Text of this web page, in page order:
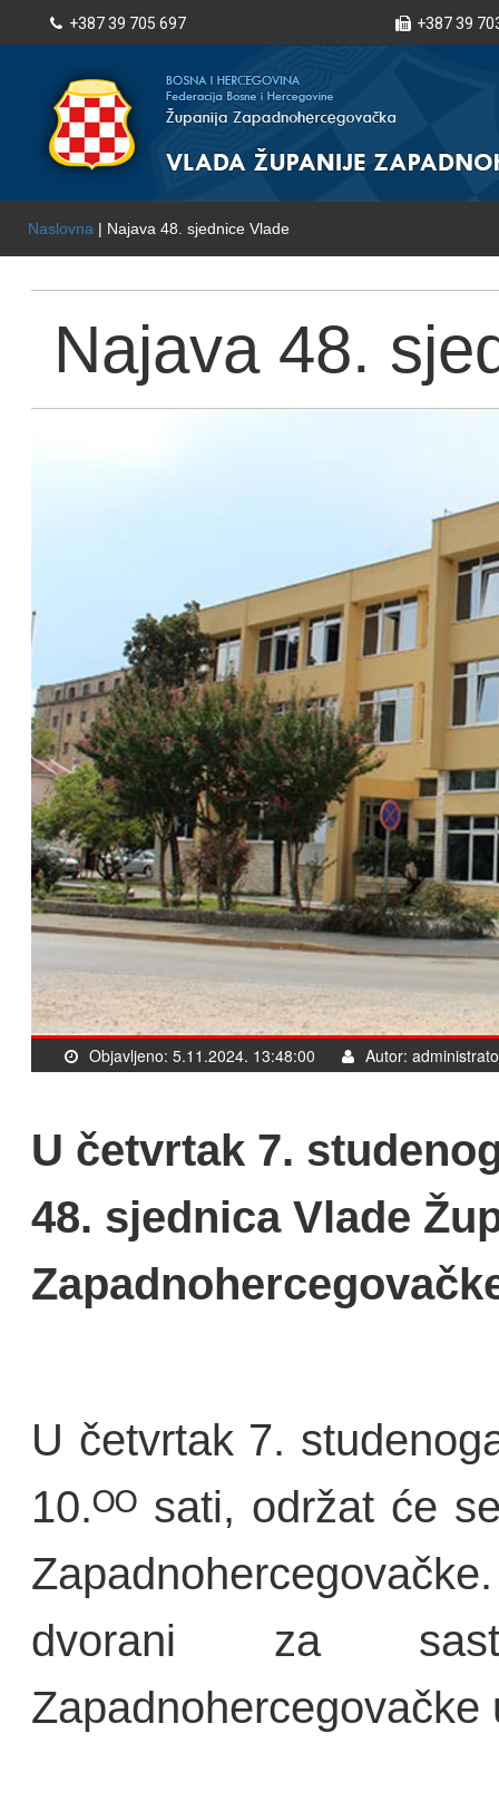
+387 39 705 697 +387 39
Naslovna | Najava 48. sjednice Vlade
Najava 48.
Objavljeno: 5.11.2024. 13:48:00 Autor:
U četvrtak 7.
48. sjednica Vlade
U četvrtak 7.
10.ᴼᴼ sati, održat će
dvorani za